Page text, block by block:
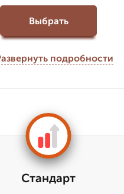
Выбрать
подробности
Стандарт